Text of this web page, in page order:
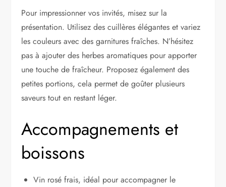
Pour impressionner vos invités, misez sur la
présentation. Utilisez des cuillères élégantes et variez
les couleurs avec des garnitures fraîches. N’hésitez
pas à ajouter des herbes aromatiques pour apporter
une touche de fraîcheur. Proposez également des
petites portions, cela permet de goûter plusieurs
saveurs tout en restant léger.
Accompagnements et
boissons
Vin rosé frais, idéal pour accompagner le